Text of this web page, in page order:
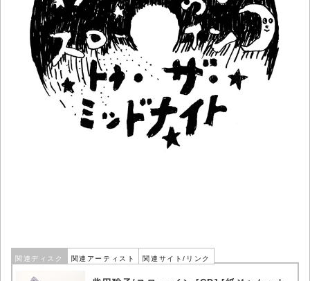
関連ディスク 関連アーティスト 関連サイト/リンク